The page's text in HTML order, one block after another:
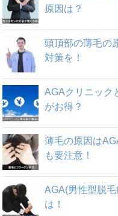
原因は？
頭頂部の薄毛の
対策を！
AGAクリニック
がお得？
薄毛の原因は
も要注意！
AGA(男性型脱
は！